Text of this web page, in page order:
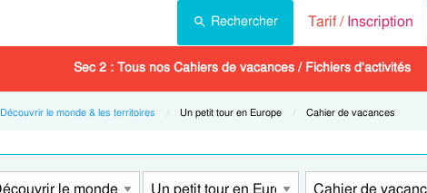
Rechercher Tarif /Inscription
Sec 2 : Tous nos Cahiers de vacances / Fichiers d'activités
Découvrir le monde & les territoires Current:
Un petit tour en Europe Current:
Cahier de vacances